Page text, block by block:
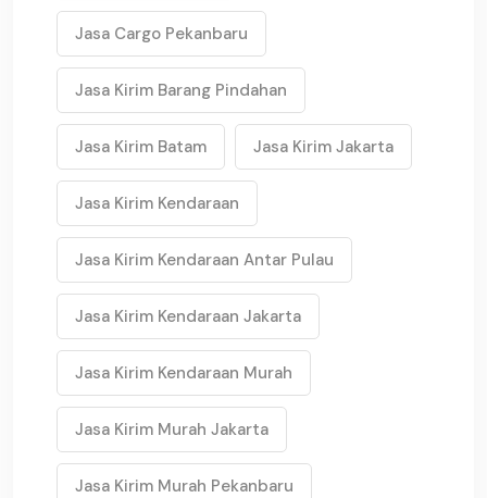
Jasa Cargo Pekanbaru
Jasa Kirim Barang Pindahan
Jasa Kirim Batam Jasa Kirim Jakarta
Jasa Kirim Kendaraan
Jasa Kirim Kendaraan Antar Pulau
Jasa Kirim Kendaraan Jakarta
Jasa Kirim Kendaraan Murah
Jasa Kirim Murah Jakarta
Jasa Kirim Murah Pekanbaru